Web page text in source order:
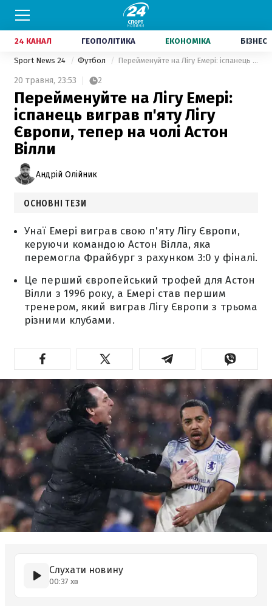
24 КАНАЛ ГЕОПОЛІТИКА ЕКОНОМІКА БІЗНЕС
Sport News 24 Футбол Перейменуйте на Лігу Емері: іспанець виграв п'яту Лігу Європи, тепер на чолі Астон Вілли
20 травня, 23:53 2
Перейменуйте на Лігу Емері:
іспанець виграв п'яту Лігу
Європи, тепер на чолі Астон
Вілли
Андрій Олійник
ОСНОВНІ ТЕЗИ
Унаї Емері виграв свою п'яту Лігу Європи,
керуючи командою Астон Вілла, яка
перемогла Фрайбург з рахунком 3:0 у фіналі.
Це перший європейський трофей для Астон
Вілли з 1996 року, а Емері став першим
тренером, який виграв Лігу Європи з трьома
різними клубами.
Слухати новину
00:37 хв